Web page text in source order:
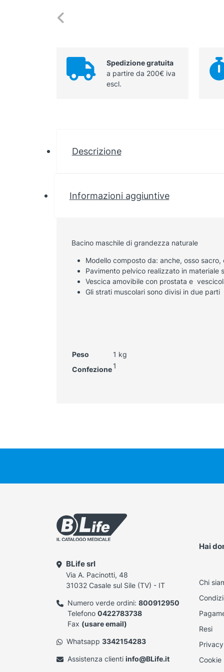
Spedizione gratuita
a partire da 200€ iva
escl.
Descrizione
Informazioni aggiuntive
Bacino maschile di grandezza naturale
Modello composto da: anche, osso
Pavimento pelvico realizzato in materiale
Vescica amovibile con prostata e
Gli strati muscolari sono divisi in due parti
Peso
1 kg
Confezione 1
BLife srl
Via A. Pacinotti, 48
31032 Casale sul Sile (TV) - IT
Numero verde ordini: 800912950
Telefono 0422783738
Fax (usare email)
Whatsapp 3342154283
Assistenza clienti info@BLife.it
Hai
Chi
Resi
Cookie